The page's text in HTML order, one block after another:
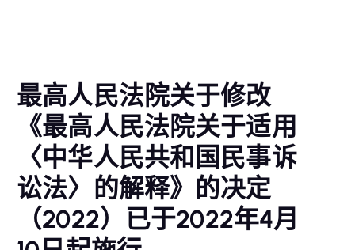
最高人民法院关于修改
《最高人民法院关于适用
〈中华人民共和国民事诉
讼法〉的解释》的决定
（2022）已于2022年4月